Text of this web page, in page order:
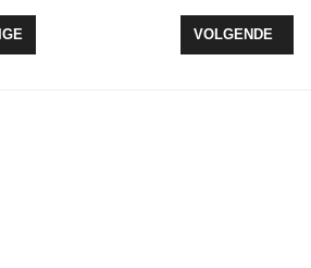
ARTIKEL: EGGE JAN DE JONGEVOLGENDE
VOLGENDE